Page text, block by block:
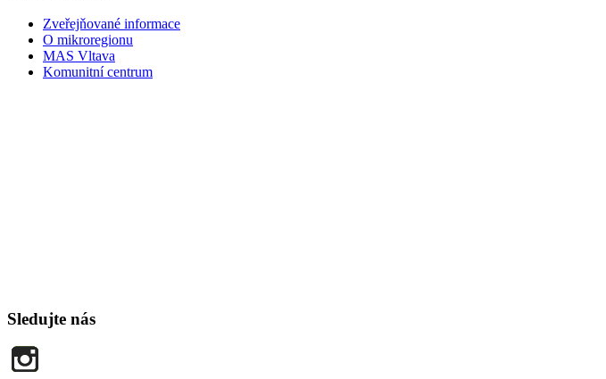
Zveřejňované informace
O mikroregionu
MAS Vltava
Komunitní centrum
Sledujte nás